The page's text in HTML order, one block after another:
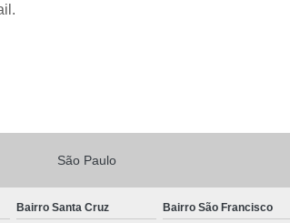
São Paulo
Bairro Santa Cruz Bairro São Francisco